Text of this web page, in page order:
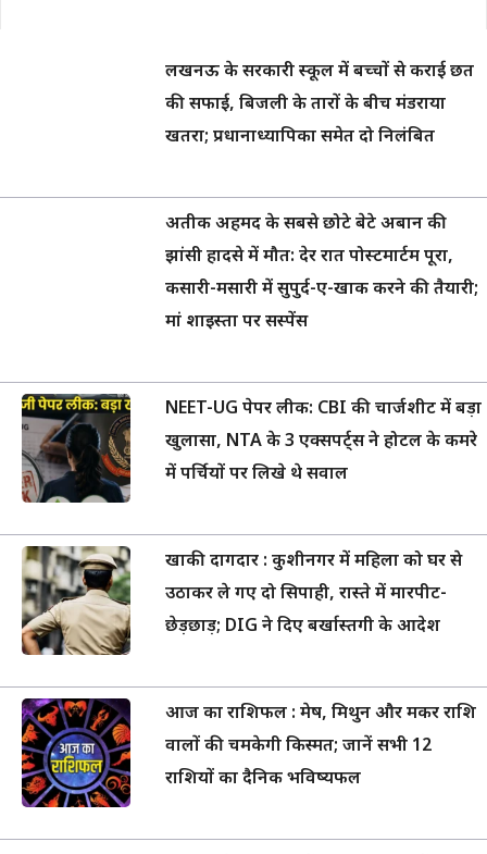
लखनऊ के सरकारी स्कूल में बच्चों से कराई छत
की सफाई, बिजली के तारों के बीच मंडराया
खतरा; प्रधानाध्यापिका समेत दो निलंबित
अतीक अहमद के सबसे छोटे बेटे अबान की
झांसी हादसे में मौत: देर रात पोस्टमार्टम पूरा,
कसारी-मसारी में सुपुर्द-ए-खाक करने की तैयारी;
मां शाइस्ता पर सस्पेंस
NEET-UG पेपर लीक: CBI की चार्जशीट में बड़ा
खुलासा, NTA के 3 एक्सपर्ट्स ने होटल के कमरे
में पर्चियों पर लिखे थे सवाल
खाकी दागदार : कुशीनगर में महिला को घर से
उठाकर ले गए दो सिपाही, रास्ते में मारपीट-
छेड़छाड़; DIG ने दिए बर्खास्तगी के आदेश
आज का राशिफल : मेष, मिथुन और मकर राशि
वालों की चमकेगी किस्मत; जानें सभी 12
राशियों का दैनिक भविष्यफल